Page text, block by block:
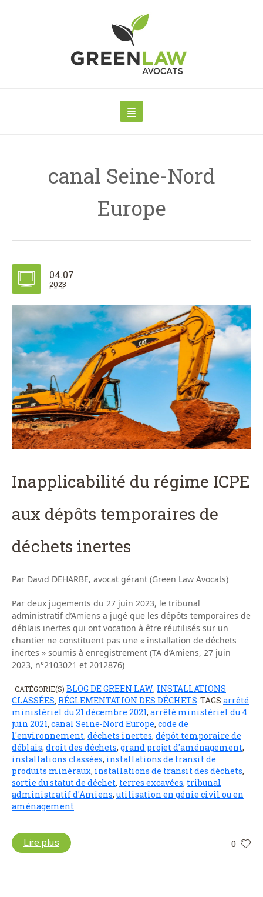
canal Seine-Nord
Europe
04.07
2023
Inapplicabilité du régime ICPE
aux dépôts temporaires de
déchets inertes
Par David DEHARBE, avocat gérant (Green Law Avocats)
Par deux jugements du 27 juin 2023, le tribunal
administratif d’Amiens a jugé que les dépôts temporaires de
déblais inertes qui ont vocation à être réutilisés sur un
chantier ne constituent pas une « installation de déchets
inertes » soumis à enregistrement (TA d’Amiens, 27 juin
2023, n°2103021 et 2012876)
CATÉGORIE(S) BLOG DE GREEN LAW INSTALLATIONS
CLASSÉES RÉGLEMENTATION DES DÉCHETS TAGS arrêté
ministériel du 21 décembre 2021, arrêté ministériel du 4
juin 2021, canal Seine-Nord Europe, code de
l'environnement, déchets inertes, dépôt temporaire de
déblais, droit des déchets, grand projet d'aménagement,
installations classées, installations de transit de
produits minéraux, installations de transit des déchets,
sortie du statut de déchet, terres excavées, tribunal
administratif d'Amiens,utilisation en génie civil ou en
aménagement
0
Lire plus